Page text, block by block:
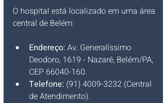
O hospital está localizado em uma área
central de Belém:
Endereço: Av. Generalíssimo
Deodoro, 1619 - Nazaré, Belém/PA,
CEP 66040-160.
Telefone: (91) 4009-3232 (Central
de Atendimento).